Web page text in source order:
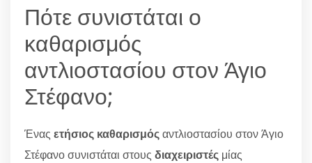
Πότε συνιστάται ο
καθαρισμός
αντλιοστασίου στον Άγιο
Στέφανο;
Ένας ετήσιος καθαρισμόςαντλιοστασίου στον Άγιο
Στέφανο συνιστάται στους διαχειριστές μίας